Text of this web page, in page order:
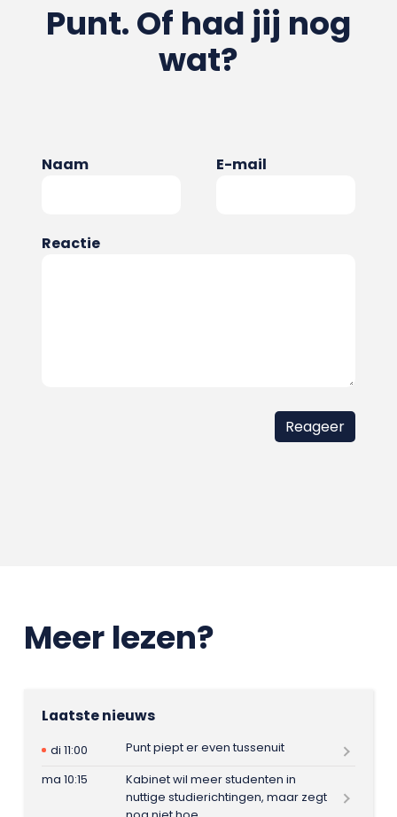
Punt. Of had jij nog
wat?
Naam E-mail
Reactie
Meer lezen?
Laatste nieuws
di 11:00
Punt piept er even tussenuit
ma 10:15
Kabinet wil meer studenten in
nuttige studierichtingen, maar zegt